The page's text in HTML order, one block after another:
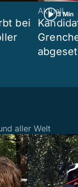
bei
3 Min
Aktuell
aller Welt